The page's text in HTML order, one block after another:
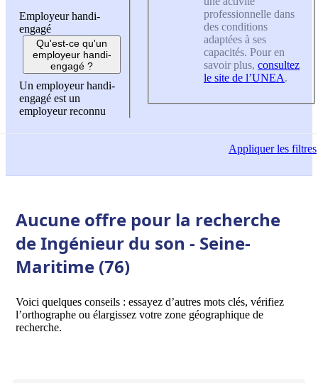
Employeur handi-
engagé
Qu'est-ce qu'un
employeur handi-
engagé ?
Un employeur handi-
engagé est un
employeur reconnu
professionnelle dans
des conditions
adaptées à ses
capacités. Pour en
savoir plus, consultez
le site de l’UNEA.
Appliquerles filtres
Aucune offre pour la recherche
de Ingénieur du son - Seine-
Maritime (76)
Voici quelques conseils : essayez d’autres mots clés, vérifiez
l’orthographe ou élargissez votre zone géographique de
recherche.